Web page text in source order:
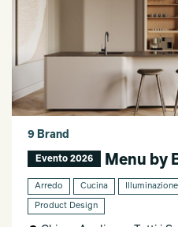
9 Brand
Evento 2026 Menu by
Arredo Cucina Illuminazione
Product Design